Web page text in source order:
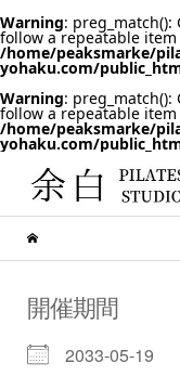
Warning:
follow a repeatable
/home/peaksmarke/
yohaku.com/
Warning:
follow a repeatable
/home/peaksmarke/
yohaku.com/
開催期間
2033-05-19